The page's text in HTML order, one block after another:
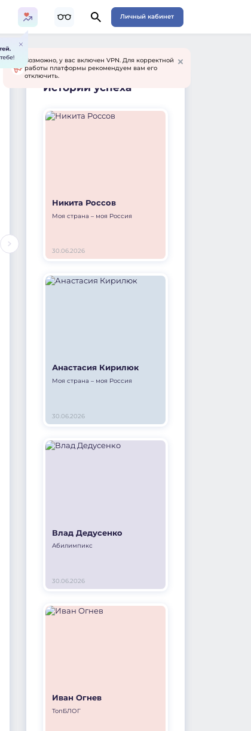
Личный кабинет
Истории успеха
Никита Россов
Моя страна – моя Россия
30.06.2026
Анастасия Кирилюк
Моя страна – моя Россия
30.06.2026
Влад Дедусенко
Абилимпикс
30.06.2026
Иван Огнев
ТопБЛОГ
Возможно, у вас включен VPN. Для корректной
работы платформы рекомендуем вам его
отключить.